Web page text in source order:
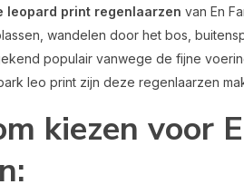
leopard print regenlaarzen van En
wandelen door het bos,
populair vanwege de fijne
leo print zijn deze regenlaarzen
kiezen voor